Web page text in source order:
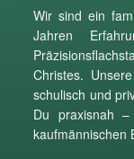
Wir sind ein
Jahren
Christes.
schulisch und
Du praxisnah
kaufmännischen